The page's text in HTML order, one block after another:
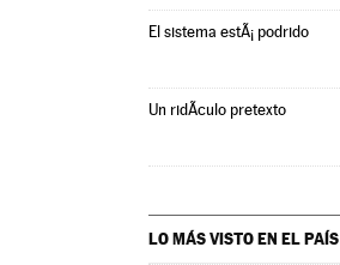
El sistema estÃ¡ podrido
Un ridÃ­culo pretexto
LO MÁS VISTO EN EL PAÍS